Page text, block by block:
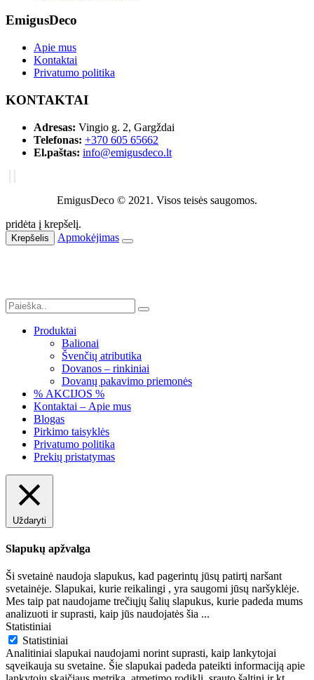
EmigusDeco
Apie mus
Kontaktai
Privatumo politika
KONTAKTAI
Adresas: Vingio g. 2, Gargždai
Telefonas: +370 605 65662
El.paštas: info@emigusdeco.lt
EmigusDeco © 2021. Visos teisės saugomos.
pridėta į krepšelį.
Krepšelis Apmokėjimas
Produktai
Balionai
Švenčių atributika
Dovanos – rinkiniai
Dovanų pakavimo priemonės
% AKCIJOS %
Kontaktai – Apie mus
Blogas
Pirkimo taisyklės
Privatumo politika
Prekių pristatymas
Uždaryti
Slapukų apžvalga
Ši svetainė naudoja slapukus, kad pagerintų jūsų patirtį naršant
svetainėje. Slapukai, kurie reikalingi , yra saugomi jūsų naršyklėje.
Mes taip pat naudojame trečiųjų šalių slapukus, kurie padeda mums
analizuoti ir suprasti, kaip jūs naudojatės šia ...
Statistiniai
Statistiniai
Analitiniai slapukai naudojami norint suprasti, kaip lankytojai
sąveikauja su svetaine. Šie slapukai padeda pateikti informaciją apie